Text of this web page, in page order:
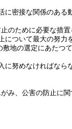
密接な関係のある
のために必要な措置
ついて最大の努力
地の選定にあたつ
努めなければなら
み、公害の防止に